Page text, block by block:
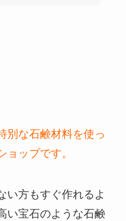
別な石鹸材料を使っ
ップです。
い方もすぐ作れるよ
い宝石のような石鹸